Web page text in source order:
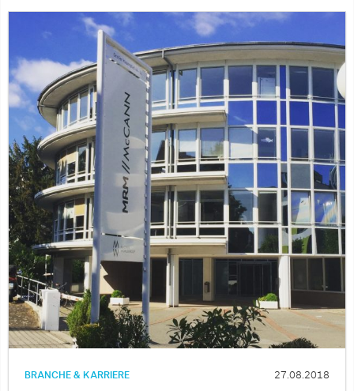
BRANCHE & KARRIERE 27.08.2018